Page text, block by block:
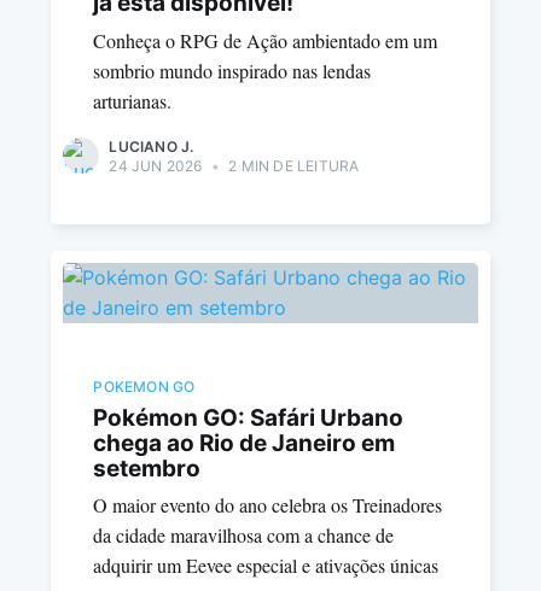
Conheça o RPG de Ação ambientado em um
sombrio mundo inspirado nas lendas
arturianas.
LUCIANO J.
24 JUN 2026 • 2 MIN DE LEITURA
POKEMON GO
Pokémon GO: Safári Urbano
chega ao Rio de Janeiro em
setembro
O maior evento do ano celebra os Treinadores
da cidade maravilhosa com a chance de
adquirir um Eevee especial e ativações únicas